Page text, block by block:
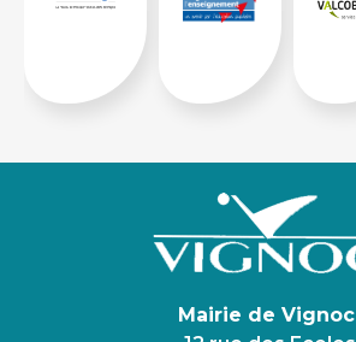
Mairie de Vignoc